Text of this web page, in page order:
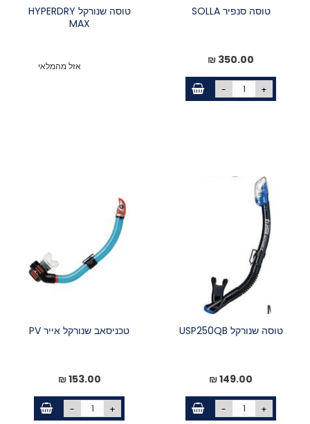
טוסה סנפיר SOLLA
350.00 ₪
- +
טוסה שנורקל HYPERDRY
MAX
אזל מהמלאי
טוסה שנורקל USP250QB
149.00 ₪
- +
טכניסאב שנורקל אייר PV
153.00 ₪
- +